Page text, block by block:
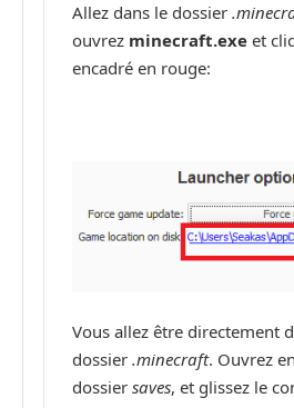
Allez dans le dossier
ouvrez minecraft.exe et
encadré en rouge:
Vous allez être directement
dossier .minecraft. Ouvrez
dossier saves, et glissez le